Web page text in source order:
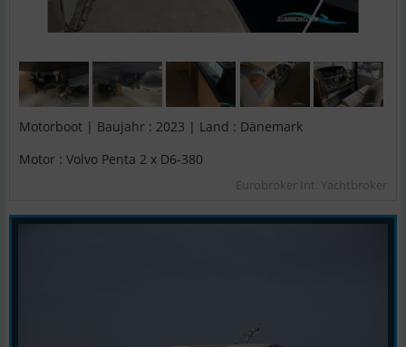
Motorboot | Baujahr : 2023 | Land : Dänemark
Motor : Volvo Penta 2 x D6-380
Eurobroker Int. Yachtbroker